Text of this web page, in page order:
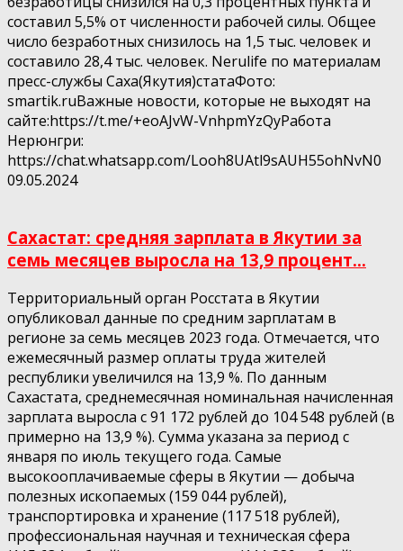
составил 5,5% от численности рабочей силы. Общее
число безработных снизилось на 1,5 тыс. человек и
составило 28,4 тыс. человек. Nerulife по материалам
пресс-службы Саха(Якутия)статаФото:
smartik.ruВажные новости, которые не выходят на
сайте:https://t.me/+eoAJvW-VnhpmYzQyРабота
Нерюнгри:
https://chat.whatsapp.com/Looh8UAtl9sAUH55ohNvN0
09.05.2024
Сахастат: средняя зарплата в Якутии за
семь месяцев выросла на 13,9 процент...
Территориальный орган Росстата в Якутии
опубликовал данные по средним зарплатам в
регионе за семь месяцев 2023 года. Отмечается, что
ежемесячный размер оплаты труда жителей
республики увеличился на 13,9 %. По данным
Сахастата, среднемесячная номинальная начисленная
зарплата выросла с 91 172 рублей до 104 548 рублей (в
примерно на 13,9 %). Сумма указана за период с
января по июль текущего года. Самые
высокооплачиваемые сферы в Якутии — добыча
полезных ископаемых (159 044 рублей),
транспортировка и хранение (117 518 рублей),
профессиональная научная и техническая сфера